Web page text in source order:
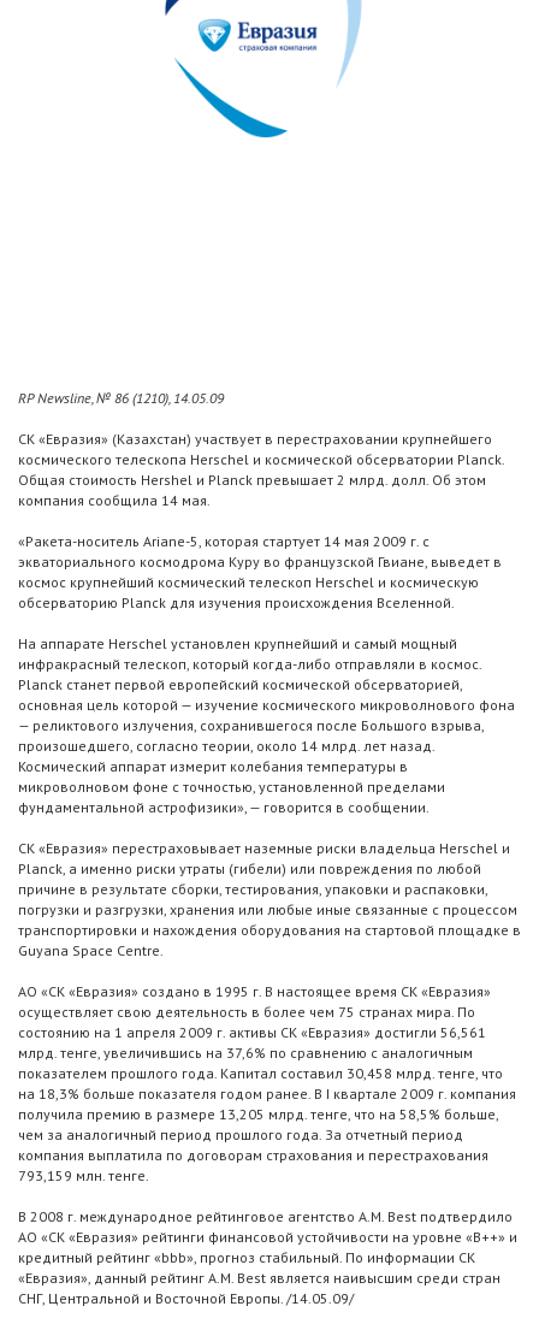
RP Newsline, № 86 (1210), 14.05.09
СК «Евразия» (Казахстан) участвует в перестраховании крупнейшего
космического телескопа Herschel и космической обсерватории Planck.
Общая стоимость Hershel и Planck превышает 2 млрд. долл. Об этом
компания сообщила 14 мая.
«Ракета-носитель Ariane-5, которая стартует 14 мая 2009 г. с
экваториального космодрома Куру во французской Гвиане, выведет в
космос крупнейший космический телескоп Herschel и космическую
обсерваторию Planck для изучения происхождения Вселенной.
На аппарате Herschel установлен крупнейший и самый мощный
инфракрасный телескоп, который когда-либо отправляли в космос.
Planck станет первой европейский космической обсерваторией,
основная цель которой — изучение космического микроволнового фона
— реликтового излучения, сохранившегося после Большого взрыва,
произошедшего, согласно теории, около 14 млрд. лет назад.
Космический аппарат измерит колебания температуры в
микроволновом фоне с точностью, установленной пределами
фундаментальной астрофизики», — говорится в сообщении.
СК «Евразия» перестраховывает наземные риски владельца Herschel и
Planck, а именно риски утраты (гибели) или повреждения по любой
причине в результате сборки, тестирования, упаковки и распаковки,
погрузки и разгрузки, хранения или любые иные связанные с процессом
транспортировки и нахождения оборудования на стартовой площадке в
Guyana Space Centre.
АО «СК «Евразия» создано в 1995 г. В настоящее время СК «Евразия»
осуществляет свою деятельность в более чем 75 странах мира. По
состоянию на 1 апреля 2009 г. активы СК «Евразия» достигли 56,561
млрд. тенге, увеличившись на 37,6% по сравнению с аналогичным
показателем прошлого года. Капитал составил 30,458 млрд. тенге, что
на 18,3% больше показателя годом ранее. В I квартале 2009 г. компания
получила премию в размере 13,205 млрд. тенге, что на 58,5% больше,
чем за аналогичный период прошлого года. За отчетный период
компания выплатила по договорам страхования и перестрахования
793,159 млн. тенге.
В 2008 г. международное рейтинговое агентство A.M. Best подтвердило
АО «СК «Евразия» рейтинги финансовой устойчивости на уровне «B++» и
кредитный рейтинг «bbb», прогноз стабильный. По информации СК
«Евразия», данный рейтинг A.M. Best является наивысшим среди стран
СНГ, Центральной и Восточной Европы. /14.05.09/